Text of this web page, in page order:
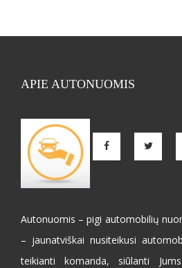
APIE AUTONUOMIS
Autonuomis – pigi automobilių
– jaunatviškai nusiteikusi
teikianti komanda, siūlanti